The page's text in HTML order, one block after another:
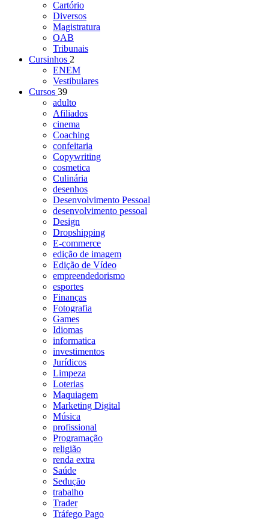
Cartório
Diversos
Magistratura
OAB
Tribunais
Cursinhos 2
ENEM
Vestibulares
Cursos 39
adulto
Afiliados
cinema
Coaching
confeitaria
Copywriting
cosmetica
Culinária
desenhos
Desenvolvimento Pessoal
desenvolvimento pessoal
Design
Dropshipping
E-commerce
edição de imagem
Edição de Vídeo
empreendedorismo
esportes
Finanças
Fotografia
Games
Idiomas
informatica
investimentos
Jurídicos
Limpeza
Loterias
Maquiagem
Marketing Digital
Música
profissional
Programação
religião
renda extra
Saúde
Sedução
trabalho
Trader
Tráfego Pago